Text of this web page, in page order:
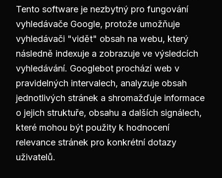
Tento software je nezbytný pro fungování
vyhledávače Google, protože umožňuje
vyhledávači "vidět" obsah na webu, který
následně indexuje a zobrazuje ve výsledcích
vyhledávání. Googlebot prochází web v
pravidelných intervalech, analyzuje obsah
jednotlivých stránek a shromažďuje informace
o jejich struktuře, obsahu a dalších signálech,
které mohou být použity k hodnocení
relevance stránek pro konkrétní dotazy
uživatelů.